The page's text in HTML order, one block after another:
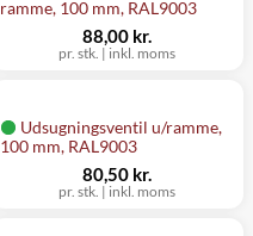
ramme, 100 mm, RAL9003
pr. stk. | inkl. moms
88,00 kr.
Udsugningsventil u/ramme,
100 mm, RAL9003
pr. stk. | inkl. moms
80,50 kr.